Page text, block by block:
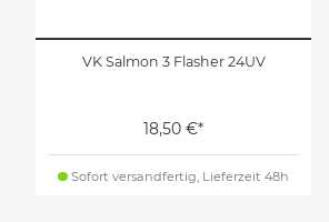
VK Salmon 3 Flasher 24UV
18,50 €*
Sofort versandfertig, Lieferzeit 48h